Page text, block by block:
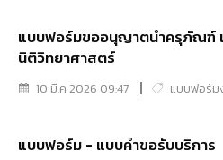
แบบฟอร์มขออนุญาตนำครุภัณฑ์
นิติวิทยาศาสตร์
10 มี.ค 2026 09:47 แบบฟอร์ม
แบบฟอร์ม - แบบคำขอรับบริการ